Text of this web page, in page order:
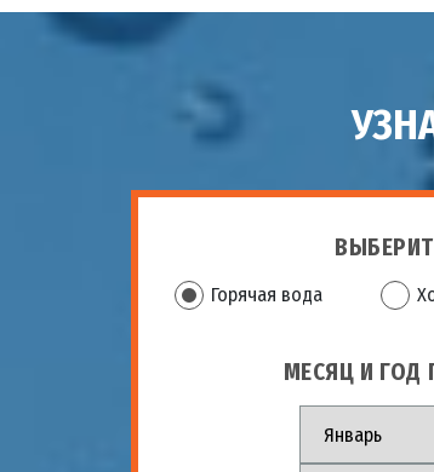
Горячая вода
МЕСЯЦ И ГОД